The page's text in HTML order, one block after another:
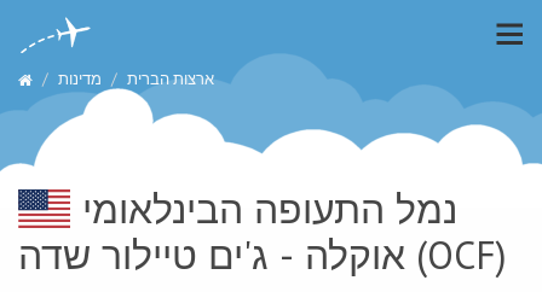
מדינות ארצות הברית
נמל התעופה הבינלאומי
אוקלה - ג'ים טיילור שדה (OCF)